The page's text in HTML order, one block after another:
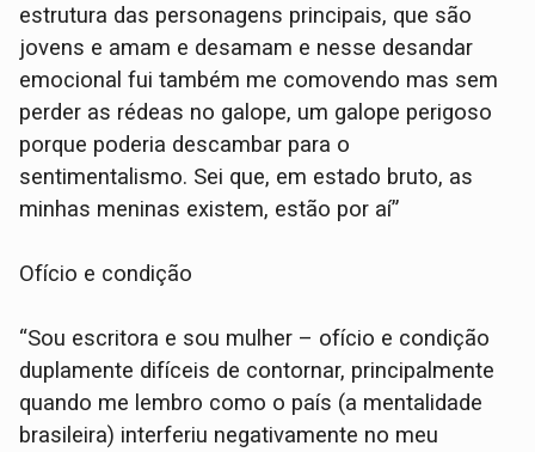
estrutura das personagens principais, que são
jovens e amam e desamam e nesse desandar
emocional fui também me comovendo mas sem
perder as rédeas no galope, um galope perigoso
porque poderia descambar para o
sentimentalismo. Sei que, em estado bruto, as
minhas meninas existem, estão por aí”
Ofício e condição
“Sou escritora e sou mulher – ofício e condição
duplamente difíceis de contornar, principalmente
quando me lembro como o país (a mentalidade
brasileira) interferiu negativamente no meu